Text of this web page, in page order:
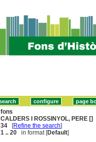
fons
CALDERS I ROSSINYOL, PERE []
34 [Refine the search]
1 .. 20 in format [Default]